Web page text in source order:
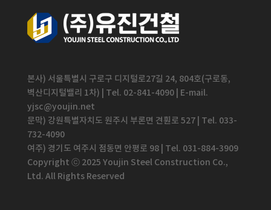
본사) 서울특별시 구로구 디지털로27길 24, 804호(구로동,
벽산디지털밸리 1차) | Tel. 02-841-4090 | E-mail.
yjsc@youjin.net
문막) 강원특별자치도 원주시 부론면 견훤로 527 | Tel. 033-
732-4090
여주) 경기도 여주시 점동면 안평로 98 | Tel. 031-884-3909
Copyright ⓒ 2025 Youjin Steel Construction Co.,
Ltd. All Rights Reserved